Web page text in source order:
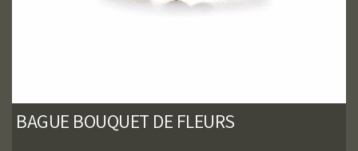
BAGUE BOUQUET DE FLEURS